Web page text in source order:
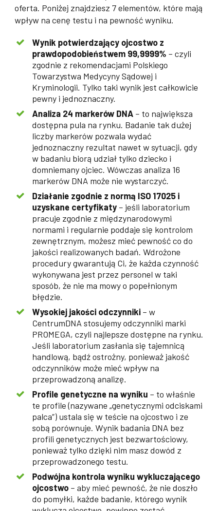
oferta. Poniżej znajdziesz 7 elementów, które mają
wpływ na cenę testu i na pewność wyniku.
Wynik potwierdzający ojcostwo z
prawdopodobieństwem 99,9999% – czyli
zgodnie z rekomendacjami Polskiego
Towarzystwa Medycyny Sądowej i
Kryminologii. Tylko taki wynik jest całkowicie
pewny i jednoznaczny.
Analiza 24 markerów DNA – to największa
dostępna pula na rynku. Badanie tak dużej
liczby markerów pozwala wydać
jednoznaczny rezultat nawet w sytuacji, gdy
w badaniu biorą udział tylko dziecko i
domniemany ojciec. Wówczas analiza 16
markerów DNA może nie wystarczyć.
Działanie zgodnie z normą ISO 17025 i
uzyskane certyfikaty – jeśli laboratorium
pracuje zgodnie z międzynarodowymi
normami i regularnie poddaje się kontrolom
zewnętrznym, możesz mieć pewność co do
jakości realizowanych badań. Wdrożone
procedury gwarantują Ci, że każda czynność
wykonywana jest przez personel w taki
sposób, że nie ma mowy o popełnionym
błędzie.
Wysokiej jakości odczynniki – w
CentrumDNA stosujemy odczynniki marki
PROMEGA, czyli najlepsze dostępne na rynku.
Jeśli laboratorium zasłania się tajemnicą
handlową, bądź ostrożny, ponieważ jakość
odczynników może mieć wpływ na
przeprowadzoną analizę.
Profile genetyczne na wyniku – to właśnie
te profile (nazywane „genetycznymi odciskami
palca”) ustala się w teście na ojcostwo i ze
sobą porównuje. Wynik badania DNA bez
profili genetycznych jest bezwartościowy,
ponieważ tylko dzięki nim masz dowód z
przeprowadzonego testu.
Podwójna kontrola wyniku wykluczającego
ojcostwo – aby mieć pewność, że nie doszło
do pomyłki, każde badanie, którego wynik